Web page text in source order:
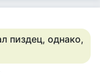
пиздец, однако,